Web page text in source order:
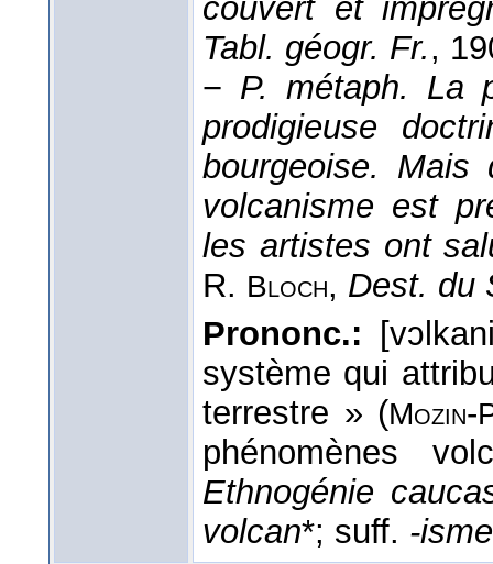
couvert et
Tabl. géogr. Fr.,
− P. métaph. La
prodigieuse
bourgeoise. Mais
volcanisme est
les artistes ont
R. Bloch, Dest. du
Prononc.:
système qui
terrestre » (Mozin-
phénomènes
Ethnogénie
volcan*; suff. -isme